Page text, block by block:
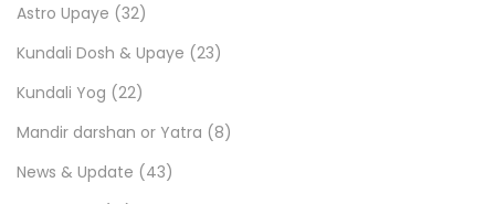
Astro Upaye (32)
Kundali Dosh & Upaye (23)
Kundali Yog (22)
Mandir darshan or Yatra (8)
News & Update (43)